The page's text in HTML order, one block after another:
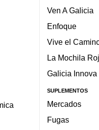
Ven A Galicia
Enfoque
Vive el
La Mochila
Galicia Innova
SUPLEMENTOS
Mercados
Fugas